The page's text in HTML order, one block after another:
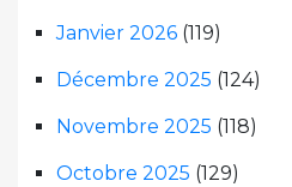
Janvier 2026 (119)
Décembre 2025 (124)
Novembre 2025 (118)
Octobre 2025 (129)